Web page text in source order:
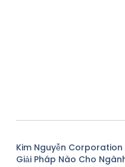
Kim Nguyễn
Giải Pháp Nào Cho